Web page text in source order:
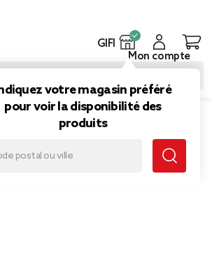
GIFI
votre magasin préféré
pour voir la disponibilité des
produits
Mon compte
voiture stop
30ml